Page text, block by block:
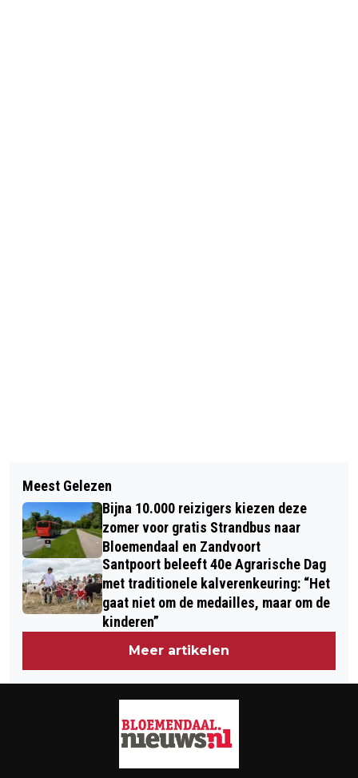
CODE GEEL: KANS OP GLADDE WEGEN
IN NOORD-HOLLAND DOOR IJZEL
THE HUNT IN BLOEMENDAAL EN
HEEMSTEDE
Meest Gelezen
Bijna 10.000 reizigers kiezen deze
zomer voor gratis Strandbus naar
Bloemendaal en Zandvoort
Santpoort beleeft 40e Agrarische Dag
met traditionele kalverenkeuring: “Het
gaat niet om de medailles, maar om de
kinderen”
Meer artikelen